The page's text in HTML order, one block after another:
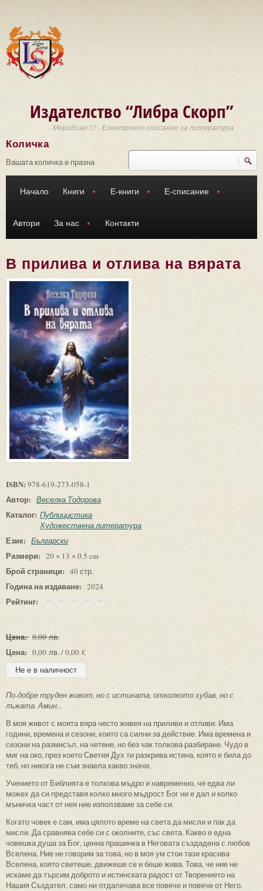
Издателство “Либра Скорп”
Меридиан 27 - Електронно списание за литература
Търси
Количка
Вашата количка е празна
Начало Книги Е-книги Е-списание
Автори За нас Контакти
В прилива и отлива на вярата
ISBN: 978-619-273-058-1
Автор: Веселка Тодорова
Каталог: Публицистика
Художествена литература
Език: Български
Размери: 20 × 13 × 0.5 cm
Брой страници: 40 стр.
Година на издаване: 2024
Рейтинг:
Цена: 0,00 лв.
Цена: 0,00 лв. / 0,00 €
По-добре труден живот, но с истината, отколкото хубав, но с
лъжата. Амин...
В моя живот с моята вяра често живея на приливи и отливи. Има
години, времена и сезони, които са силни за действие. Има времена и
сезони на размисъл, на четене, но без чак толкова разбиране. Чудо в
миг на око, през което Светия Дух ти разкрива истина, която е била до
теб, но никога не съм знаела какво значи.
Учението от Библията е толкова мъдро и навременно, че едва ли
можех да си представя колко много мъдрост Бог ни е дал и колко
мъничка част от нея ние използваме за себе си.
Когато човек е сам, има цялото време на света да мисли и пак да
мисли. Да сравнява себе си с околните, със света. Какво е една
човешка душа за Бог, ценна прашинка в Неговата създадена с любов
Вселена. Ние не говорим за това, но в моя ум стои тази красива
Вселена, която светеше, движеше се и беше жива. Това, че ние не
искаме да търсим доброто и истинската радост от Творението на
Нашия Създател, само ни отдалечава все повече и повече от Него.